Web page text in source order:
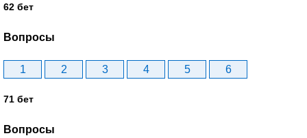
62 бет
Вопросы
1 2 3 4 5 6
71 бет
Вопросы